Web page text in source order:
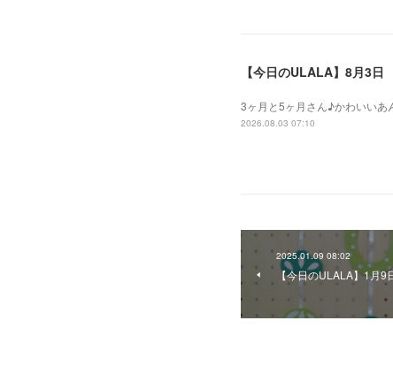
【今日のULALA】8月3日
3ヶ月と5ヶ月さん♪かわいいあ
2026.08.03 07:10
2025.01.09 08:02
【今日のULALA】1月9